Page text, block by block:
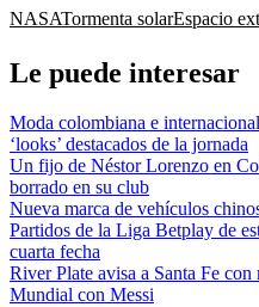
NASATormenta solarEspacio
Le puede interesar
Moda colombiana e
‘looks’ destacados de la jornada
Un fijo de Néstor Lorenzo en
borrado en su club
Nueva marca de vehículos
Partidos de la Liga Betplay de
cuarta fecha
River Plate avisa a Santa Fe
Mundial con Messi